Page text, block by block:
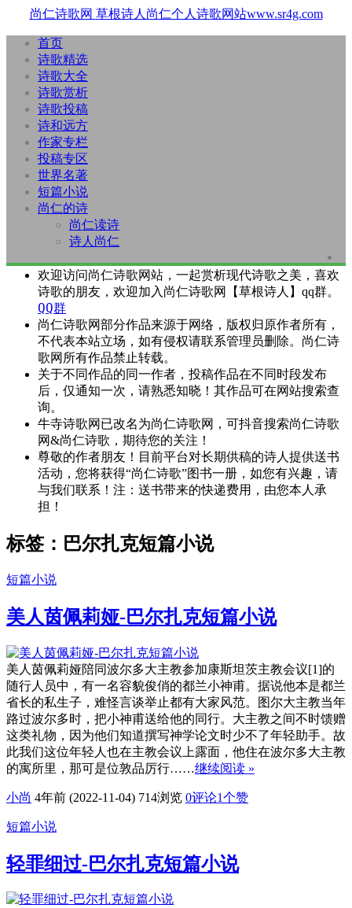
尚仁诗歌网 草根诗人尚仁个人诗歌网站www.sr4g.com
首页
诗歌精选
诗歌大全
诗歌赏析
诗歌投稿
诗和远方
作家专栏
投稿专区
世界名著
短篇小说
尚仁的诗
尚仁读诗
诗人尚仁
欢迎访问尚仁诗歌网站，一起赏析现代诗歌之美，喜欢
诗歌的朋友，欢迎加入尚仁诗歌网【草根诗人】qq群。
QQ群
尚仁诗歌网部分作品来源于网络，版权归原作者所有，
不代表本站立场，如有侵权请联系管理员删除。尚仁诗
歌网所有作品禁止转载。
关于不同作品的同一作者，投稿作品在不同时段发布
后，仅通知一次，请熟悉知晓！其作品可在网站搜索查
询。
牛寺诗歌网已改名为尚仁诗歌网，可抖音搜索尚仁诗歌
网&尚仁诗歌，期待您的关注！
尊敬的作者朋友！目前平台对长期供稿的诗人提供送书
活动，您将获得“尚仁诗歌”图书一册，如您有兴趣，请
与我们联系！注：送书带来的快递费用，由您本人承
担！
标签：巴尔扎克短篇小说
短篇小说
美人茵佩莉娅-巴尔扎克短篇小说
美人茵佩莉娅陪同波尔多大主教参加康斯坦茨主教会议[1]的
随行人员中，有一名容貌俊俏的都兰小神甫。据说他本是都兰
省长的私生子，难怪言谈举止都有大家风范。图尔大主教当年
路过波尔多时，把小神甫送给他的同行。大主教之间不时馈赠
这类礼物，因为他们知道撰写神学论文时少不了年轻助手。故
此我们这位年轻人也在主教会议上露面，他住在波尔多大主教
的寓所里，那可是位敦品厉行……继续阅读 »
小尚 4年前 (2022-11-04) 714浏览 0评论1个赞
短篇小说
轻罪细过-巴尔扎克短篇小说